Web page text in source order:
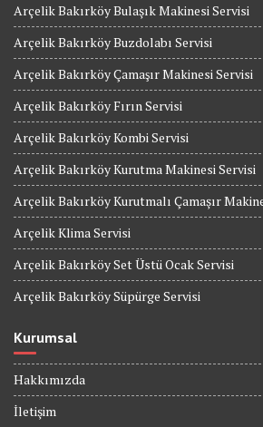
Arçelik Bakırköy Bulaşık Makinesi Servisi
Arçelik Bakırköy Buzdolabı Servisi
Arçelik Bakırköy Çamaşır Makinesi Servisi
Arçelik Bakırköy Fırın Servisi
Arçelik Bakırköy Kombi Servisi
Arçelik Bakırköy Kurutma Makinesi Servisi
Arçelik Bakırköy Kurutmalı Çamaşır
Arçelik Klima Servisi
Arçelik Bakırköy Set Üstü Ocak Servisi
Arçelik Bakırköy Süpürge Servisi
Kurumsal
Hakkımızda
İletişim